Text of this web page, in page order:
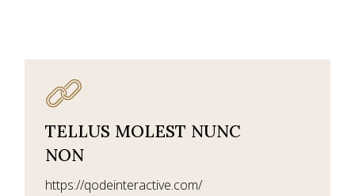
TELLUS MOLEST NUNC
NON
https://qodeinteractive.com/